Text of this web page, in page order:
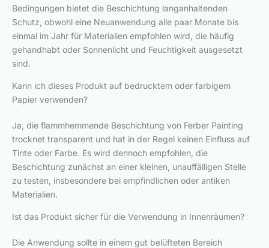
Bedingungen bietet die Beschichtung langanhaltenden
Schutz, obwohl eine Neuanwendung alle paar Monate bis
einmal im Jahr für Materialien empfohlen wird, die häufig
gehandhabt oder Sonnenlicht und Feuchtigkeit ausgesetzt
sind.
Kann ich dieses Produkt auf bedrucktem oder farbigem
Papier verwenden?
Ja, die flammhemmende Beschichtung von Ferber Painting
trocknet transparent und hat in der Regel keinen Einfluss auf
Tinte oder Farbe. Es wird dennoch empfohlen, die
Beschichtung zunächst an einer kleinen, unauffälligen Stelle
zu testen, insbesondere bei empfindlichen oder antiken
Materialien.
Ist das Produkt sicher für die Verwendung in Innenräumen?
Die Anwendung sollte in einem gut belüfteten Bereich